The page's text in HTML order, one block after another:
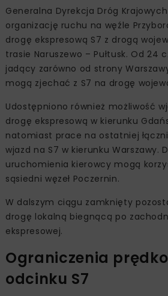
Generalna Dyrekcja Dróg
organizację ruchu na węźle
drogę ekspresową S7 z drogą
trasie Naruszewo – Pułtusk. Od 24
jadący zarówno od strony
mogą zjechać z S7 na drogę
Udostępniono również możliwość
drogę ekspresową w kierunku
natomiast prace na ostatniej
wjazd na S7 w kierunku Warszawy.
uruchomienia kierowcy mogą
sąsiedni węzeł Poczernin.
W dalszym ciągu zamknięty
drogę lokalną biegnącą po
ekspresowej.
Ograniczenia
odcinku S7